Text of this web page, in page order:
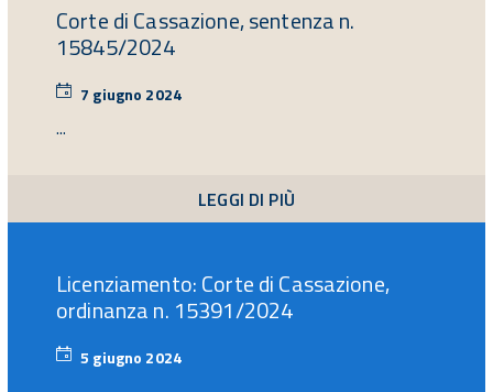
Corte di Cassazione, sentenza n.
15845/2024
7 giugno 20247
...
LEGGI DI PIÙ
Licenziamento: Corte di Cassazione,
ordinanza n. 15391/2024
5 giugno 20245